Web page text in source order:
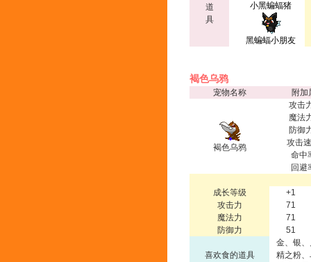
道
具
小黑蝙蝠猪
黑蝙蝠小朋友
褐色乌鸦
宠物名称 附加
褐色乌鸦
攻击
魔法
防御
攻击
命中
回避
成长等级
+1
攻击力
71
魔法力
71
防御力
51
喜欢食的道具
金、银
精之粉